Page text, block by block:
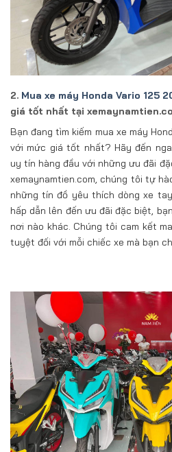
2. Mua xe máy Honda Vario 125
giá tốt nhất tại
Bạn đang tìm kiếm mua xe máy
với mức giá tốt nhất? Hãy đến
uy tín hàng đầu với những ưu đãi
xemaynamtien.com, chúng tôi tự
những tín đồ yêu thích dòng xe
hấp dẫn lên đến ưu đãi đặc biệt,
nơi nào khác. Chúng tôi cam kết
tuyệt đối với mỗi chiếc xe mà bạn